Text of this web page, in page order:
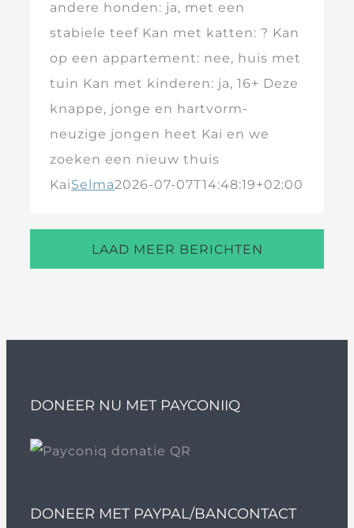
andere honden: ja, met een
stabiele teef Kan met katten: ? Kan
op een appartement: nee, huis met
tuin Kan met kinderen: ja, 16+ Deze
knappe, jonge en hartvorm-
neuzige jongen heet Kai en we
zoeken een nieuw thuis
KaiSelma2026-07-07T14:48:19+02:00
LAAD MEER BERICHTEN
DONEER NU MET PAYCONIIQ
DONEER MET PAYPAL/BANCONTACT